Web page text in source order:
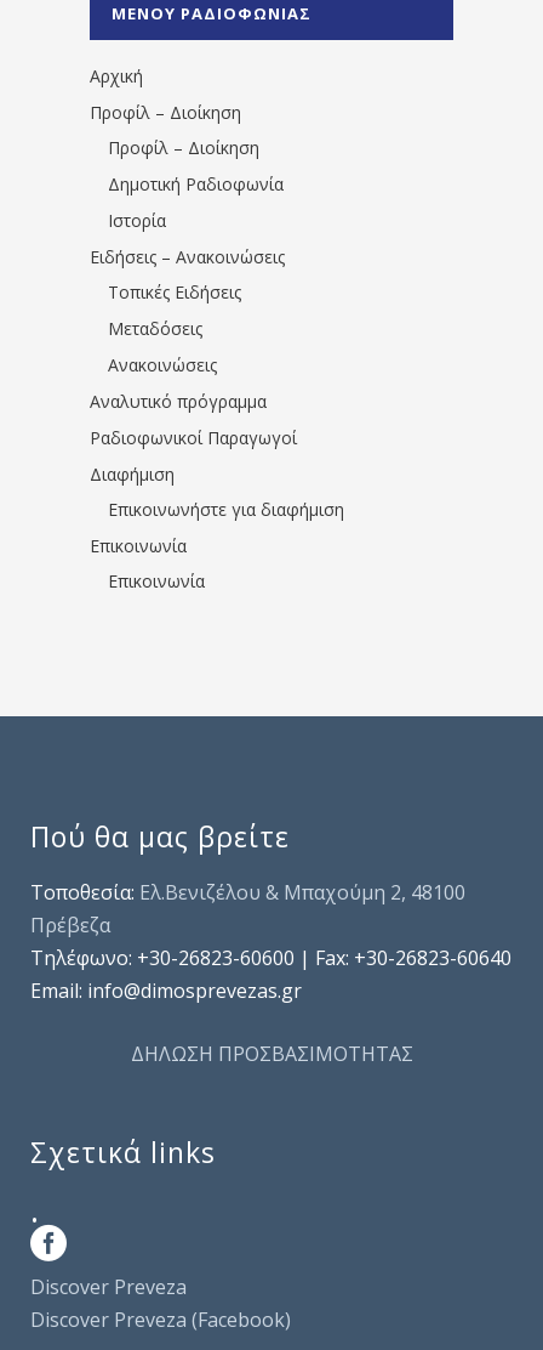
1531194763766854/" artist="" ]
ΜΕΝΟΥ ΡΑΔΙΟΦΩΝΙΑΣ
Αρχική
Προφίλ – Διοίκηση
Προφίλ – Διοίκηση
Δημοτική Ραδιοφωνία
Ιστορία
Ειδήσεις – Ανακοινώσεις
Τοπικές Ειδήσεις
Μεταδόσεις
Ανακοινώσεις
Αναλυτικό πρόγραμμα
Ραδιοφωνικοί Παραγωγοί
Διαφήμιση
Επικοινωνήστε για διαφήμιση
Επικοινωνία
Επικοινωνία
Πού θα μας βρείτε
Τοποθεσία: Ελ.Βενιζέλου & Μπαχούμη 2, 48100
Πρέβεζα
Τηλέφωνo: +30-26823-60600 | Fax: +30-26823-60640
Email: info@dimosprevezas.gr
ΔΗΛΩΣΗ ΠΡΟΣΒΑΣΙΜΟΤΗΤΑΣ
Σχετικά links
.
Discover Preveza
Discover Preveza (Facebook)